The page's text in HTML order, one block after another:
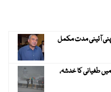
آئینی مدت مکمل
میں طغیانی کا خدشہ،